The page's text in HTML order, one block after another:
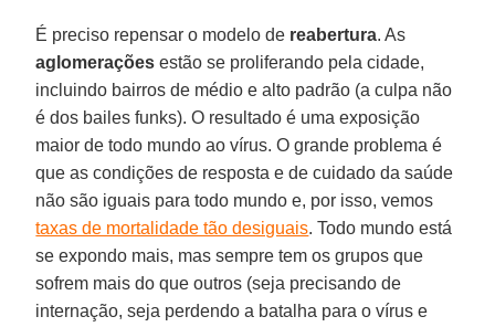
É preciso repensar o modelo de reabertura. As
aglomerações estão se proliferando pela cidade,
incluindo bairros de médio e alto padrão (a culpa não
é dos bailes funks). O resultado é uma exposição
maior de todo mundo ao vírus. O grande problema é
que as condições de resposta e de cuidado da saúde
não são iguais para todo mundo e, por isso, vemos
taxas de mortalidade tão desiguais. Todo mundo está
se expondo mais, mas sempre tem os grupos que
sofrem mais do que outros (seja precisando de
internação, seja perdendo a batalha para o vírus e